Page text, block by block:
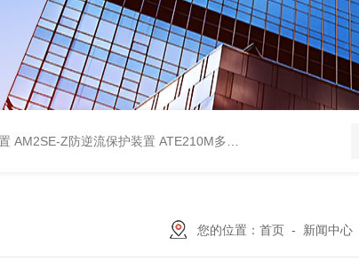
AM2SE-Z防逆流保护装置 ATE210M多回路复合型温度传感器
您的位置： 首页 - 新闻中心